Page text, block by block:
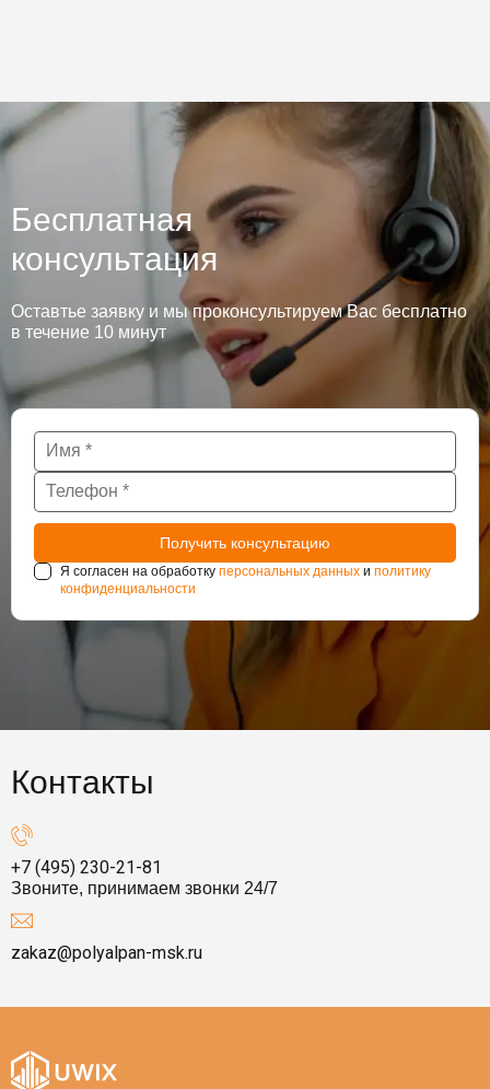
Бесплатная
консультация
Оставтье заявку и мы проконсультируем Вас бесплатно
в течение 10 минут
Я согласен на обработку персональных данных и политику
конфиденциальности
Контакты
+7 (495) 230-21-81
Звоните, принимаем звонки 24/7
zakaz@polyalpan-msk.ru